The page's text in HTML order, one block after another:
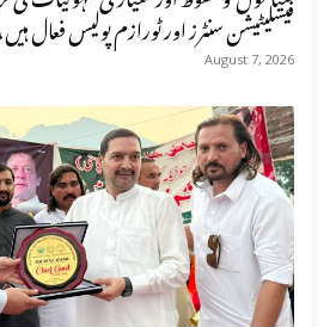
فیسلیٹیشن سنٹرز اور ٹورازم پولیس فعال
August 7, 2026